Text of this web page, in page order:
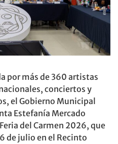
por más de 360 artistas
conciertos y
el Gobierno Municipal
Estefanía Mercado
del Carmen 2026, que
de julio en el Recinto